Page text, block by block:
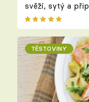
svěží, sytý a
TĚSTOVINY